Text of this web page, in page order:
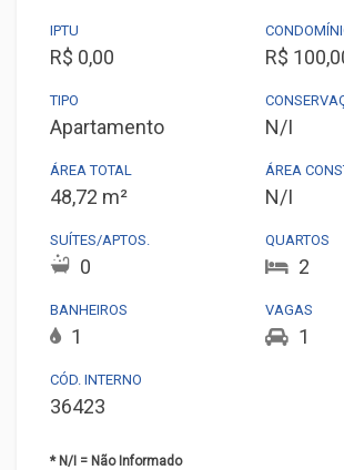
IPTU
R$ 0,00 R$
TIPO
Apartamento N/I
ÁREA TOTAL
48,72 m²
ÁREA
N/I
SUÍTES/APTOS.
0
QUARTOS
2
BANHEIROS
1
VAGAS
1
CÓD. INTERNO
36423
* N/I = Não Informado